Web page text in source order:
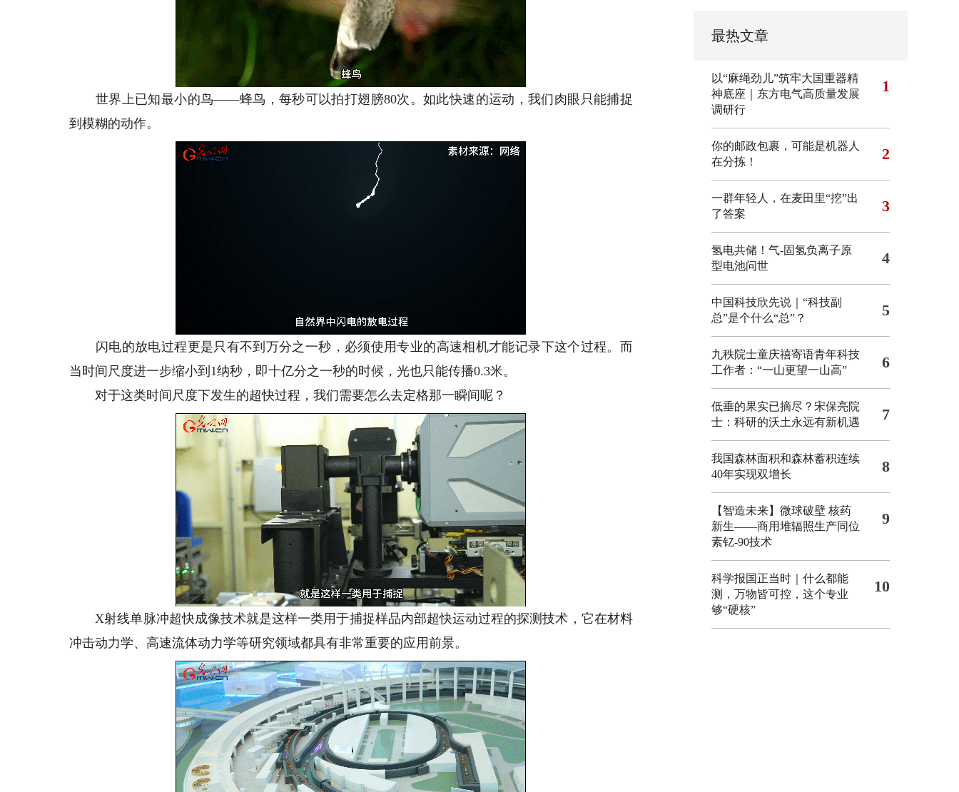
世界上已知最小的鸟——蜂鸟，每秒可以拍打翅膀80次。如此快速的运动，我们肉眼只能捕捉
到模糊的动作。
闪电的放电过程更是只有不到万分之一秒，必须使用专业的高速相机才能记录下这个过程。而
当时间尺度进一步缩小到1纳秒，即十亿分之一秒的时候，光也只能传播0.3米。
对于这类时间尺度下发生的超快过程，我们需要怎么去定格那一瞬间呢？
X射线单脉冲超快成像技术就是这样一类用于捕捉样品内部超快运动过程的探测技术，它在材料
冲击动力学、高速流体动力学等研究领域都具有非常重要的应用前景。
最热文章
以“麻绳劲儿”筑牢大国重器精
神底座｜东方电气高质量发展
调研行
1
你的邮政包裹，可能是机器人
在分拣！
2
一群年轻人，在麦田里“挖”出
了答案
3
氢电共储！气-固氢负离子原
型电池问世
4
中国科技欣先说｜“科技副
总”是个什么“总”？
5
九秩院士童庆禧寄语青年科技
工作者：“一山更望一山高”
6
低垂的果实已摘尽？宋保亮院
士：科研的沃土永远有新机遇
7
我国森林面积和森林蓄积连续
40年实现双增长
8
【智造未来】微球破壁 核药
新生——商用堆辐照生产同位
素钇-90技术
9
科学报国正当时｜什么都能
测，万物皆可控，这个专业
够“硬核”
10